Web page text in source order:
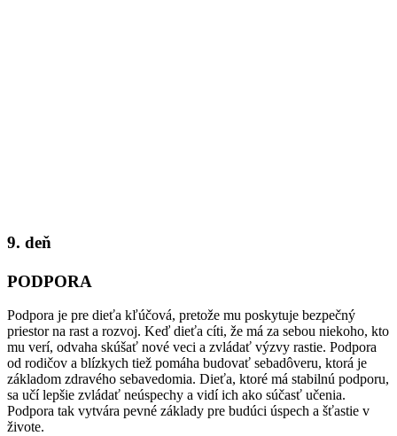
9. deň
PODPORA
Podpora je pre dieťa kľúčová, pretože mu poskytuje bezpečný
priestor na rast a rozvoj. Keď dieťa cíti, že má za sebou niekoho, kto
mu verí, odvaha skúšať nové veci a zvládať výzvy rastie. Podpora
od rodičov a blízkych tiež pomáha budovať sebadôveru, ktorá je
základom zdravého sebavedomia. Dieťa, ktoré má stabilnú podporu,
sa učí lepšie zvládať neúspechy a vidí ich ako súčasť učenia.
Podpora tak vytvára pevné základy pre budúci úspech a šťastie v
živote.